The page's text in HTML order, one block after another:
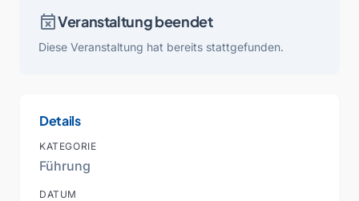
event_busyVeranstaltung beendet
Diese Veranstaltung hat bereits stattgefunden.
Details
KATEGORIE
Führung
DATUM